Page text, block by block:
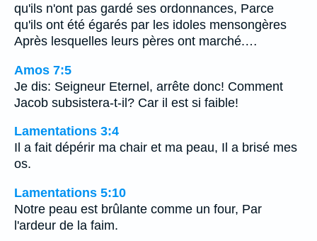
qu'ils n'ont pas gardé ses ordonnances, Parce
qu'ils ont été égarés par les idoles mensongères
Après lesquelles leurs pères ont marché.…
Amos 7:5
Je dis: Seigneur Eternel, arrête donc! Comment
Jacob subsistera-t-il? Car il est si faible!
Lamentations 3:4
Il a fait dépérir ma chair et ma peau, Il a brisé mes
os.
Lamentations 5:10
Notre peau est brûlante comme un four, Par
l'ardeur de la faim.